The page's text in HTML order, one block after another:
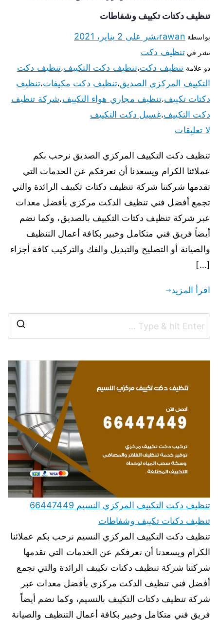
تنظيف دكتات تكييف وشفاطات
بواسطة rawanنشر على 2 يناير، 2021
نشر فيتنظيف دكت
ذو علامة تنظيف دكت،تنظيف دكت التكييف،تنظيف دكت
التكييف المركزي الصديق،تنظيف دكت مكيفات،تنظيف
دكتات تكييف،تنظيف مجاري هواء التكييف،شركة تنظيف
دكت التكييف،غسيل دكت التكييف
لا تعليقات
تنظيف دكت التكييف المركزي الصديق نرحب بكم
عملائنا الكرام ويسعدنا أن نعرفكم عن الخدمات التي
تقدمها شركتنا شركة تنظيف دكتات تكييف الرائدة والتي
تجمع أفضل فني تنظيف الدكت مركزي بأفضل معدات
عبر شركة تنظيف دكتات التكييف بالصديق، وكما نضم
أيضاً فريق فني متكامل وخبير بكافة أعمال التنظيف
والصيانة أو التصليح والتبديل والفك والتركيب كافة أجزاء
[…]
اقرأ المزيد
تنظيف دكت التكييف المركزي النسيم 66447449
تنظيف دكتات تكييف وشفاطات
تنظيف دكت التكييف المركزي النسيم نرحب بكم عملائنا
الكرام ويسعدنا أن نعرفكم عن الخدمات التي تقدمها
شركتنا شركة تنظيف دكتات تكييف الرائدة والتي تجمع
أفضل فني تنظيف الدكت مركزي بأفضل معدات عبر
شركة تنظيف دكتات التكييف بالنسيم، وكما نضم أيضاً
فريق فني متكامل وخبير بكافة أعمال التنظيف والصيانة